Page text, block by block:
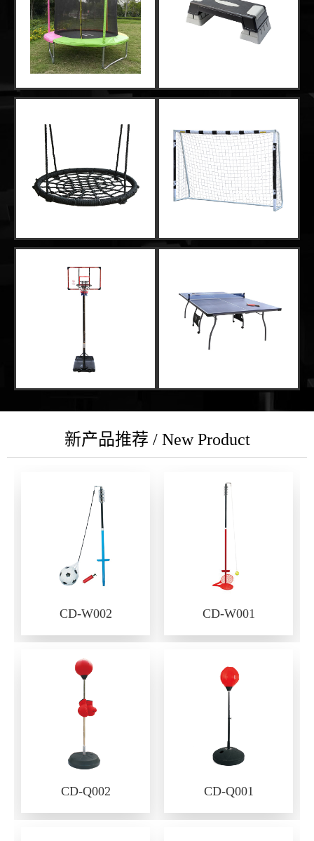
新产品推荐 / New Product
CD-W002 CD-W001
CD-Q002 CD-Q001